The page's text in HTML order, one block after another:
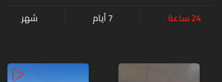
24 ساعة 7 أيام شهر